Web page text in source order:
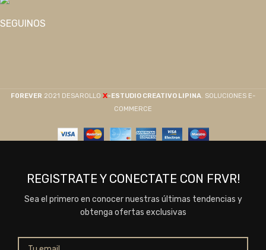
SEGUINOS
F0REVER 2021 DESAROLLO X-ESTUDIO CREATIVO LIPINA. SOLUCIONES E-
COMMERCE
REGISTRATE Y CONECTATE CON FRVR!
Sea el primero en conocer nuestras últimas tendencias y
obtenga ofertas exclusivas